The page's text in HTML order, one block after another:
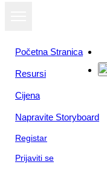
Početna Stranica
Resursi
Cijena
Napravite Storyboard
Registar
Prijaviti se
Prikaži kao
dijaprojekciju